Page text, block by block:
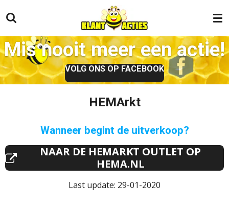
direct
naar
de
hoofdinhoud
Mis nooit meer een actie!
VOLG ONS OP FACEBOOK
HEMArkt
Wanneer begint de uitverkoop?
NAAR DE HEMARKT OUTLET OP
HEMA.NL
Last update: 29-01-2020